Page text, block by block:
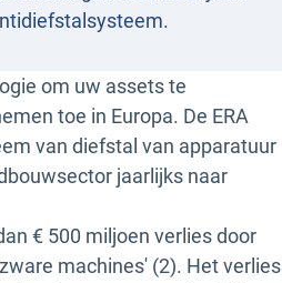
om uw assets te
toe in Europa. De ERA
van diefstal van apparatuur
jaarlijks naar
€ 500 miljoen verlies door
machines' (2). Het verlies